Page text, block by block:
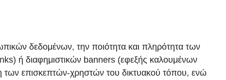
δεδομένων, την ποιότητα και πληρότητα των
ή διαφημιστικών banners (εφεξής καλουμένων
των επισκεπτών-χρηστών του δικτυακού τόπου, ενώ